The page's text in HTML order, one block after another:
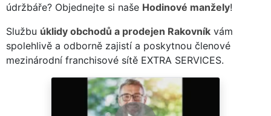
údržbáře? Objednejte si naše Hodinové manžely!
Službu úklidy obchodů a prodejen Rakovník vám
spolehlivě a odborně zajistí a poskytnou členové
mezinárodní franchisové sítě EXTRA SERVICES.